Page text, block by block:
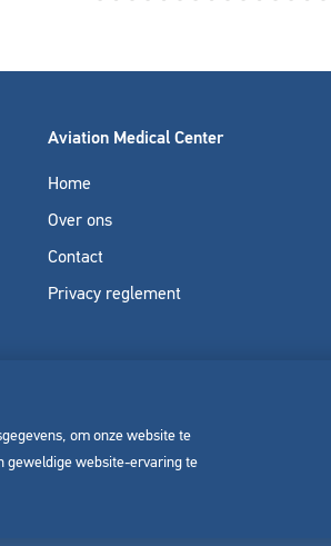
om onze website te
geweldige website-ervaring te
Aviation Medical Center
Home
Over ons
Contact
Privacy reglement